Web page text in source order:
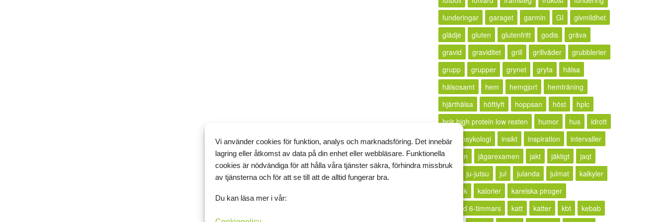
funderingar
garaget garmin GI
givmildhet
glädje
gluten glutenfritt godis
gräva
gravid
graviditet grill grillväder
grubblerier
grupp
grupper grynet gryta
hälsa
hälsosamt
hem hemgjort
hemträning
hjärthälsa
höftlyft hoppsan höst
hplc
hplr high protein low resten
humor hus
idrott
idrottspsykologi
insikt inspiration
intervaller
irritation
jägarexamen jakt jäktigt
jaqt
ju-jutsu jul julanda julmat
kalkyler
källkritik
kalorier
karelska piroger
karlstad 6-timmars
katt katter kbt
kebab
Vi använder cookies för funktion, analys och marknadsföring. Det innebär
lagring eller åtkomst av data på din enhet eller webbläsare. Funktionella
cookies är nödvändiga för att hålla våra tjänster säkra, förhindra missbruk
av tjänsterna och för att se till att de alltid fungerar bra.
Du kan läsa mer i vår: